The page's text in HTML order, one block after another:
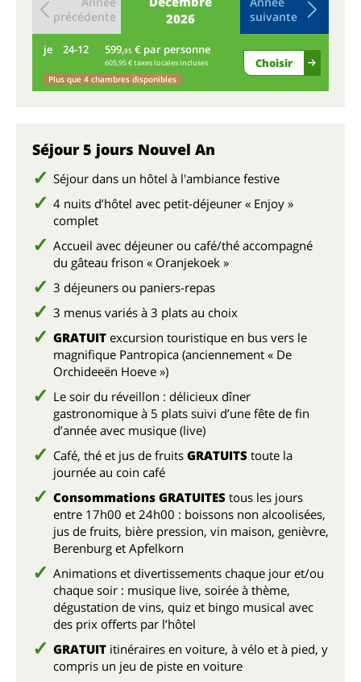
2026
précédente
suivante
je 24-12 599,95 € par personne
605,95 € taxes locales incluses
Plus que 4 chambres disponibles
Choisir
Séjour 5 jours Nouvel An
Séjour dans un hôtel à l'ambiance festive
4 nuits d’hôtel avec petit-déjeuner « Enjoy »
complet
Accueil avec déjeuner ou café/thé accompagné
du gâteau frison « Oranjekoek »
3 déjeuners ou paniers-repas
3 menus variés à 3 plats au choix
GRATUIT excursion touristique en bus vers le
magnifique Pantropica (anciennement « De
Orchideeën Hoeve »)
Le soir du réveillon : délicieux dîner
gastronomique à 5 plats suivi d’une fête de fin
d’année avec musique (live)
Café, thé et jus de fruits GRATUITS toute la
journée au coin café
Consommations GRATUITES tous les jours
entre 17h00 et 24h00 : boissons non alcoolisées,
jus de fruits, bière pression, vin maison, genièvre,
Berenburg et Apfelkorn
Animations et divertissements chaque jour et/ou
chaque soir : musique live, soirée à thème,
dégustation de vins, quiz et bingo musical avec
des prix offerts par l’hôtel
GRATUIT itinéraires en voiture, à vélo et à pied, y
compris un jeu de piste en voiture